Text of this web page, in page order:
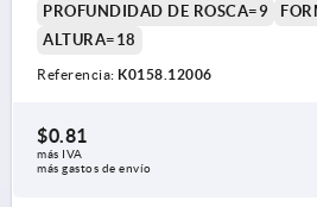
PROFUNDIDAD DE ROSCA=9
ALTURA=18
Referencia: K0158.12006
$0.81
más IVA
más gastos de envío